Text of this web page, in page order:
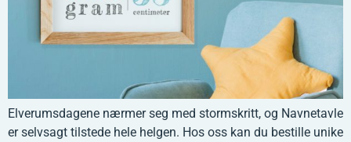
Elverumsdagene nærmer seg med stormskritt, og Navnetavle
er selvsagt tilstede hele helgen. Hos oss kan du bestille unike